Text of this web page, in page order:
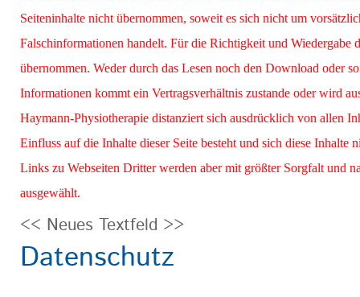
Seiteninhalte nicht übernommen, soweit es sich nicht um
Falschinformationen handelt. Für die Richtigkeit und Wiedergabe
übernommen. Weder durch das Lesen noch den Download oder
Informationen kommt ein Vertragsverhältnis zustande oder wird
Haymann-Physiotherapie distanziert sich ausdrücklich von allen
Einfluss auf die Inhalte dieser Seite besteht und sich diese Inhalte
Links zu Webseiten Dritter werden aber mit größter Sorgfalt und
ausgewählt.
<< Neues Textfeld >>
Datenschutz